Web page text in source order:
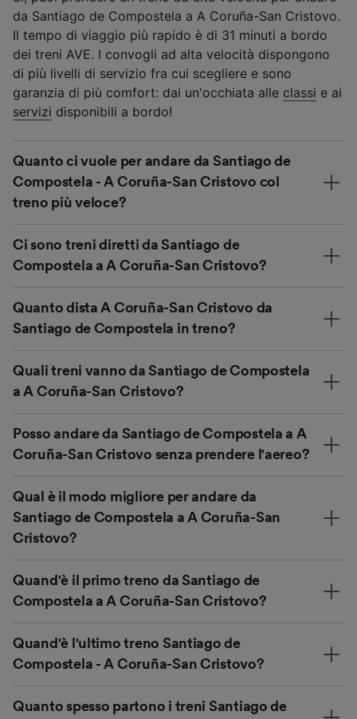
da Santiago de Compostela a A Coruña-San Cristovo.
Il tempo di viaggio più rapido è di 31 minuti a bordo
dei treni AVE. I convogli ad alta velocità dispongono
di più livelli di servizio fra cui scegliere e sono
garanzia di più comfort: dai un'occhiata alle classi e ai
servizi disponibili a bordo!
Quanto ci vuole per andare da Santiago de
Compostela - A Coruña-San Cristovo col
treno più veloce?
Ci sono treni diretti da Santiago de
Compostela a A Coruña-San Cristovo?
Quanto dista A Coruña-San Cristovo da
Santiago de Compostela in treno?
Quali treni vanno da Santiago de Compostela
a A Coruña-San Cristovo?
Posso andare da Santiago de Compostela a A
Coruña-San Cristovo senza prendere l'aereo?
Qual è il modo migliore per andare da
Santiago de Compostela a A Coruña-San
Cristovo?
Quand'è il primo treno da Santiago de
Compostela a A Coruña-San Cristovo?
Quand'è l'ultimo treno Santiago de
Compostela - A Coruña-San Cristovo?
Quanto spesso partono i treni Santiago de